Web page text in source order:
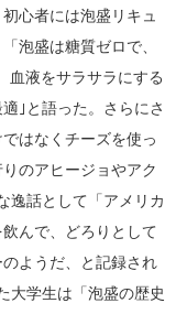
心者には泡盛リキュ
泡盛は糖質ゼロで、
血液をサラサラにする
｣と語った。さらにさ
はなくチーズを使っ
のアヒージョやアク
逸話として「アメリカ
んで、どろりとして
ようだ、と記録され
大学生は「泡盛の歴史